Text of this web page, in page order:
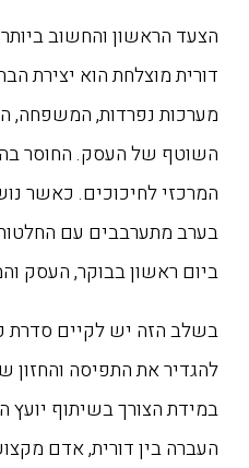
הצעד הראשון והחשוב
דורית מוצלחת הוא יצירת
מערכות נפרדות, המשפחה,
השוטף של העסק. החוסר
המרכזי לחיכוכים. כאשר
בערב מתערבבים עם
ביום ראשון בבוקר, העסק
בשלב הזה יש לקיים סדרת
להגדיר את התפיסה
במידת הצורך בשיתוף יועץ
העברה בין דורית, אדם